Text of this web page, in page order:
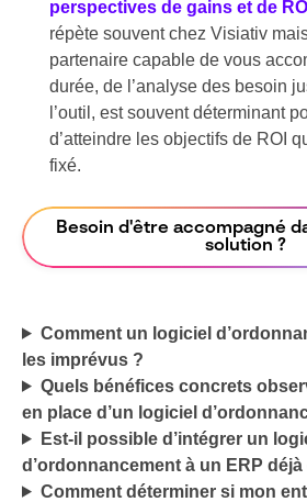
perspectives de gains et de
répète souvent chez Visiativ
partenaire capable de vous
durée, de l’analyse des besoin
l’outil, est souvent déterminant
d’atteindre les objectifs de ROI
fixé.
Besoin d'être accompagné
solution ?
Comment un logiciel
les imprévus ?
Quels bénéfices concrets
en place d’un logiciel
Est-il possible d’intégrer un
d’ordonnancement à un ERP
Comment déterminer si mon